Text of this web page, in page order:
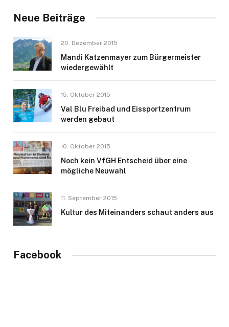
Neue Beiträge
20. Dezember 2015
Mandi Katzenmayer zum Bürgermeister
wiedergewählt
15. Oktober 2015
Val Blu Freibad und Eissportzentrum
werden gebaut
10. Oktober 2015
Noch kein VfGH Entscheid über eine
mögliche Neuwahl
11. September 2015
Kultur des Miteinanders schaut anders aus
Facebook